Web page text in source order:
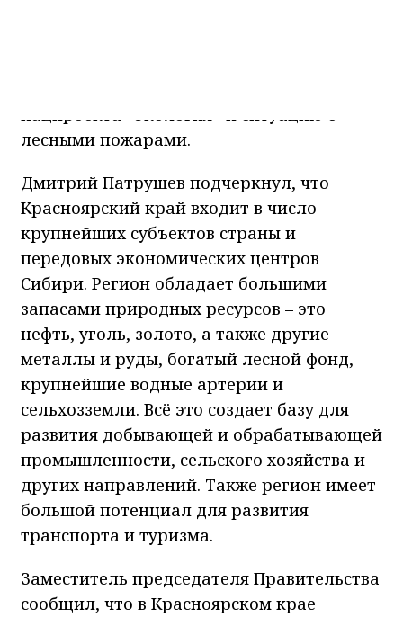
Дмитрий Патрушев подчеркнул, что
крупнейших субъектов страны и
передовых экономических центров
Сибири. Регион обладает большими
запасами природных ресурсов – это
нефть, уголь, золото, а также другие
металлы и руды, богатый лесной фонд,
крупнейшие водные артерии и
сельхозземли. Всё это создает базу для
развития добывающей и обрабатывающей
промышленности, сельского хозяйства и
других направлений. Также регион имеет
большой потенциал для развития
транспорта и туризма.
Заместитель председателя Правительства
реализуются различные федеральные
инструменты поддержки экономики. Это